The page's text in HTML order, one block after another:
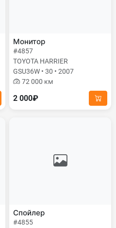
Монитор
#4857
TOYOTA HARRIER
GSU36W • 30 • 2007
72 000 км
2 000₽
Спойлер
#4855